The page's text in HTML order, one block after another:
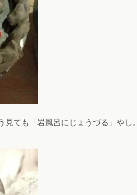
ても「岩風呂にじょうづる」やし。